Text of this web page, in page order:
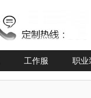
工作服 职业